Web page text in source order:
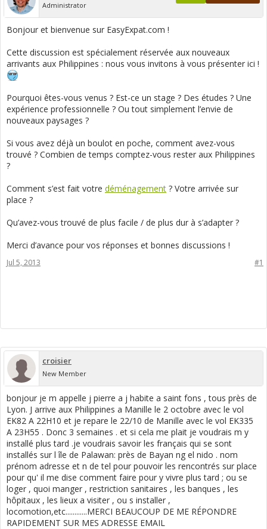
Administrator
Bonjour et bienvenue sur EasyExpat.com !
Cette discussion est spécialement réservée aux nouveaux
arrivants aux Philippines : nous vous invitons à vous présenter ici !
Pourquoi êtes-vous venus ? Est-ce un stage ? Des études ? Une
expérience professionnelle ? Ou tout simplement l’envie de
nouveaux paysages ?
Si vous avez déjà un boulot en poche, comment avez-vous
trouvé ? Combien de temps comptez-vous rester aux Philippines
?
Comment s’est fait votre déménagement ? Votre arrivée sur
place ?
Qu’avez-vous trouvé de plus facile / de plus dur à s’adapter ?
Merci d’avance pour vos réponses et bonnes discussions !
#1
Jul 5, 2013
croisier
New Member
bonjour je m appelle j pierre a j habite a saint fons , tous près de
Lyon. J arrive aux Philippines a Manille le 2 octobre avec le vol
EK82 A 22H10 et je repare le 22/10 de Manille avec le vol EK335
A 23H55 . Donc 3 semaines . et si cela me plait je voudrais m y
installé plus tard .je voudrais savoir les français qui se sont
installés sur l île de Palawan: près de Bayan ng el nido . nom
prénom adresse et n de tel pour pouvoir les rencontrés sur place
pour qu' il me dise comment faire pour y vivre plus tard ; ou se
loger , quoi manger , restriction sanitaires , les banques , les
hôpitaux , les lieux a visiter , ou s installer ,
locomotion,etc............MERCI BEAUCOUP DE ME RÉPONDRE
RAPIDEMENT SUR MES ADRESSE EMAIL